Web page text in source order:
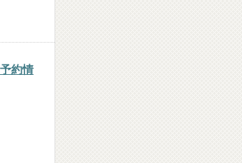
約情